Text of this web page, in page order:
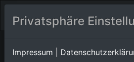
Orts-Album von Mandelbachtal/
Privatsphäre
Impressum